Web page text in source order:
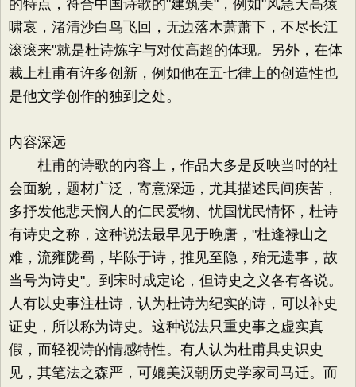
的特点，符合中国诗歌的"建筑美"，例如"风急天高猿
啸哀，渚清沙白鸟飞回，无边落木萧萧下，不尽长江
滚滚来"就是杜诗炼字与对仗高超的体现。另外，在体
裁上杜甫有许多创新，例如他在五七律上的创造性也
是他文学创作的独到之处。
内容深远
杜甫的诗歌的内容上，作品大多是反映当时的社
会面貌，题材广泛，寄意深远，尤其描述民间疾苦，
多抒发他悲天悯人的仁民爱物、忧国忧民情怀，杜诗
有诗史之称，这种说法最早见于晚唐，"杜逢禄山之
难，流雍陇蜀，毕陈于诗，推见至隐，殆无遗事，故
当号为诗史"。到宋时成定论，但诗史之义各有各说。
人有以史事注杜诗，认为杜诗为纪实的诗，可以补史
证史，所以称为诗史。这种说法只重史事之虚实真
假，而轻视诗的情感特性。有人认为杜甫具史识史
见，其笔法之森严，可媲美汉朝历史学家司马迁。而